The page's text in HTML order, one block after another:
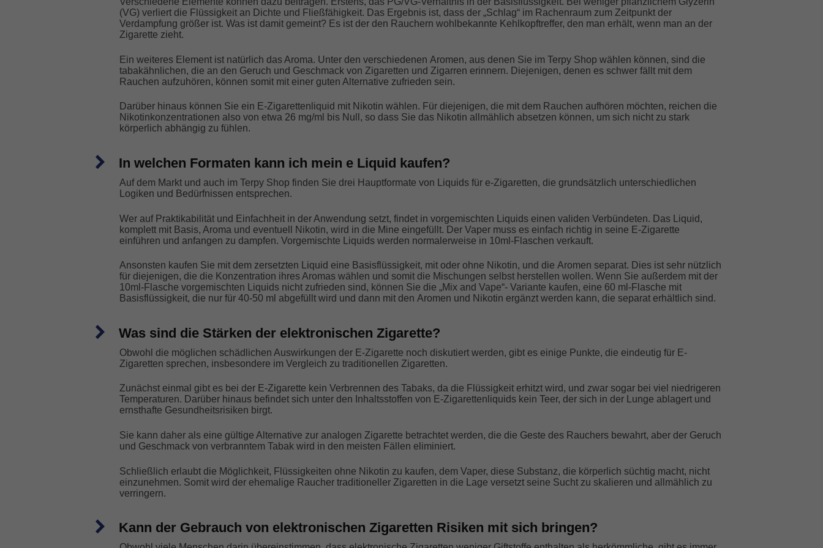
(VG) verliert die Flüssigkeit an Dichte und Fließfähigkeit. Das Ergebnis ist, dass der „Schlag“ im Rachenraum zum Zeitpunkt der
Verdampfung größer ist. Was ist damit gemeint? Es ist der den Rauchern wohlbekannte Kehlkopftreffer, den man erhält, wenn man an der
Zigarette zieht.
Ein weiteres Element ist natürlich das Aroma. Unter den verschiedenen Aromen, aus denen Sie im Terpy Shop wählen können, sind die
tabakähnlichen, die an den Geruch und Geschmack von Zigaretten und Zigarren erinnern. Diejenigen, denen es schwer fällt mit dem
Rauchen aufzuhören, können somit mit einer guten Alternative zufrieden sein.
Darüber hinaus können Sie ein E-Zigarettenliquid mit Nikotin wählen. Für diejenigen, die mit dem Rauchen aufhören möchten, reichen die
Nikotinkonzentrationen also von etwa 26 mg/ml bis Null, so dass Sie das Nikotin allmählich absetzen können, um sich nicht zu stark
körperlich abhängig zu fühlen.
In welchen Formaten kann ich mein e Liquid kaufen?
Auf dem Markt und auch im Terpy Shop finden Sie drei Hauptformate von Liquids für e-Zigaretten, die grundsätzlich unterschiedlichen
Logiken und Bedürfnissen entsprechen.
Wer auf Praktikabilität und Einfachheit in der Anwendung setzt, findet in vorgemischten Liquids einen validen Verbündeten. Das Liquid,
komplett mit Basis, Aroma und eventuell Nikotin, wird in die Mine eingefüllt. Der Vaper muss es einfach richtig in seine E-Zigarette
einführen und anfangen zu dampfen. Vorgemischte Liquids werden normalerweise in 10ml-Flaschen verkauft.
Ansonsten kaufen Sie mit dem zersetzten Liquid eine Basisflüssigkeit, mit oder ohne Nikotin, und die Aromen separat. Dies ist sehr nützlich
für diejenigen, die die Konzentration ihres Aromas wählen und somit die Mischungen selbst herstellen wollen. Wenn Sie außerdem mit der
10ml-Flasche vorgemischten Liquids nicht zufrieden sind, können Sie die „Mix and Vape“- Variante kaufen, eine 60 ml-Flasche mit
Basisflüssigkeit, die nur für 40-50 ml abgefüllt wird und dann mit den Aromen und Nikotin ergänzt werden kann, die separat erhältlich sind.
Was sind die Stärken der elektronischen Zigarette?
Obwohl die möglichen schädlichen Auswirkungen der E-Zigarette noch diskutiert werden, gibt es einige Punkte, die eindeutig für E-
Zigaretten sprechen, insbesondere im Vergleich zu traditionellen Zigaretten.
Zunächst einmal gibt es bei der E-Zigarette kein Verbrennen des Tabaks, da die Flüssigkeit erhitzt wird, und zwar sogar bei viel niedrigeren
Temperaturen. Darüber hinaus befindet sich unter den Inhaltsstoffen von E-Zigarettenliquids kein Teer, der sich in der Lunge ablagert und
ernsthafte Gesundheitsrisiken birgt.
Sie kann daher als eine gültige Alternative zur analogen Zigarette betrachtet werden, die die Geste des Rauchers bewahrt, aber der Geruch
und Geschmack von verbranntem Tabak wird in den meisten Fällen eliminiert.
Schließlich erlaubt die Möglichkeit, Flüssigkeiten ohne Nikotin zu kaufen, dem Vaper, diese Substanz, die körperlich süchtig macht, nicht
einzunehmen. Somit wird der ehemalige Raucher traditioneller Zigaretten in die Lage versetzt seine Sucht zu skalieren und allmählich zu
verringern.
Kann der Gebrauch von elektronischen Zigaretten Risiken mit sich bringen?